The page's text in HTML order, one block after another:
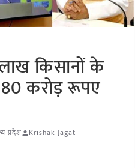
किसानों के
करोड़ रूपए
प्रदेश Krishak Jagat